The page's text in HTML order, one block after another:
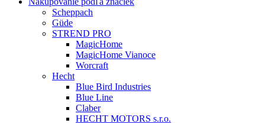
Scheppach
Güde
STREND PRO
MagicHome
MagicHome Vianoce
Worcraft
Hecht
Blue Bird Industries
Blue Line
Claber
HECHT MOTORS s.r.o.